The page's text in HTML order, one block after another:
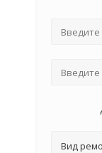
Вид